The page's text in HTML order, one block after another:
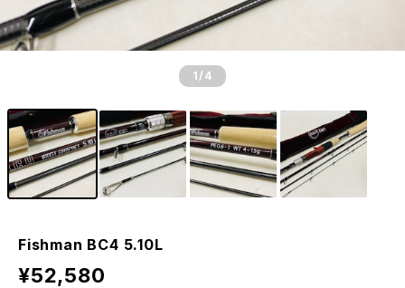
1 /4
Fishman BC4 5.10L
¥52,580